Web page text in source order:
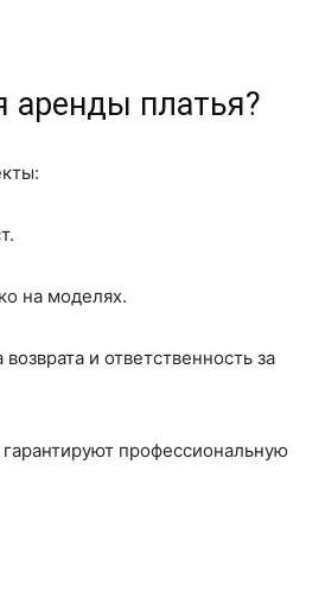
аренды платья?
на моделях.
и ответственность за
профессиональную